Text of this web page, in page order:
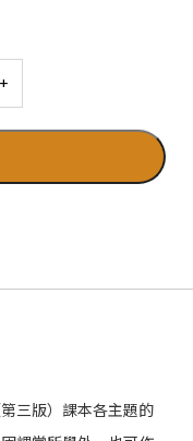
三版）課本各主題的